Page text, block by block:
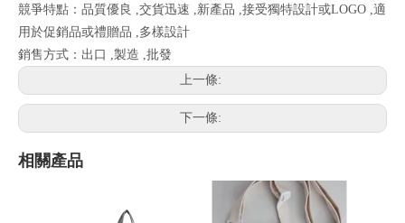
競爭特點：品質優良 ,交貨迅速 ,新產品 ,接受獨特設計或LOGO ,適
用於促銷品或禮贈品 ,多樣設計
銷售方式：出口 ,製造 ,批發
上一條:
下一條:
相關產品